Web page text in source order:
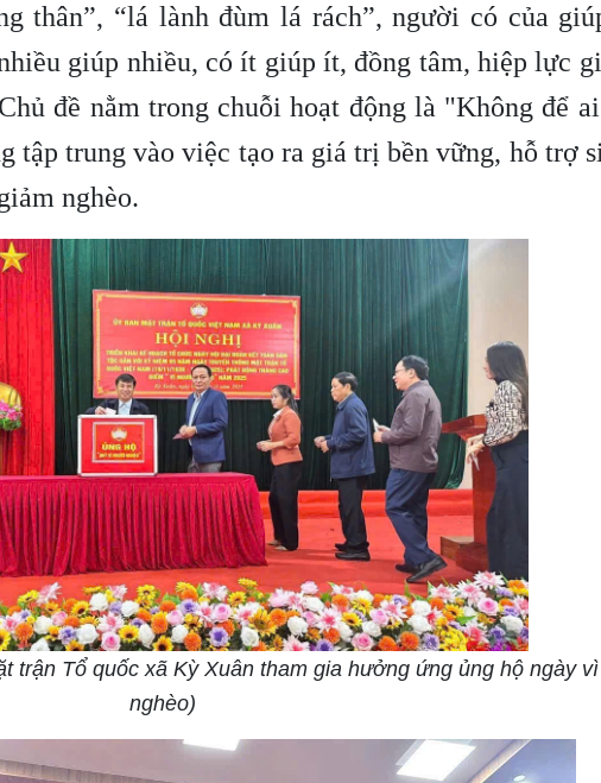
thân”, “lá lành đùm lá rách”, người có của
giúp nhiều, có ít giúp ít, đồng tâm, hiệp lực
đề nằm trong chuỗi hoạt động là "Không để
tập trung vào việc tạo ra giá trị bền vững, hỗ trợ
nghèo.
trận Tổ quốc xã Kỳ Xuân tham gia hưởng ứng ủng hộ ngày
nghèo)